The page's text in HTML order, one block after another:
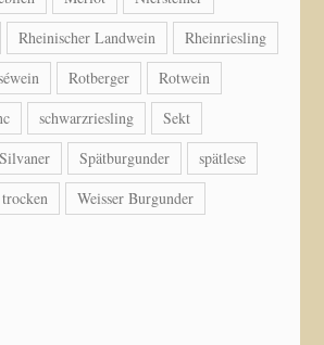
Rheinischer Landwein
Rheinriesling
Rotberger
Rotwein
schwarzriesling
Sekt
Silvaner Spätburgunder
spätlese
trocken
Weisser Burgunder